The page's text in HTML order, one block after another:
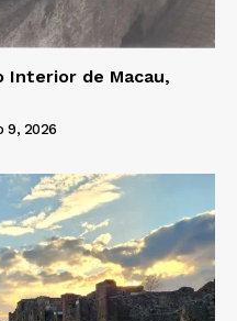
Interior de Macau,
9, 2026